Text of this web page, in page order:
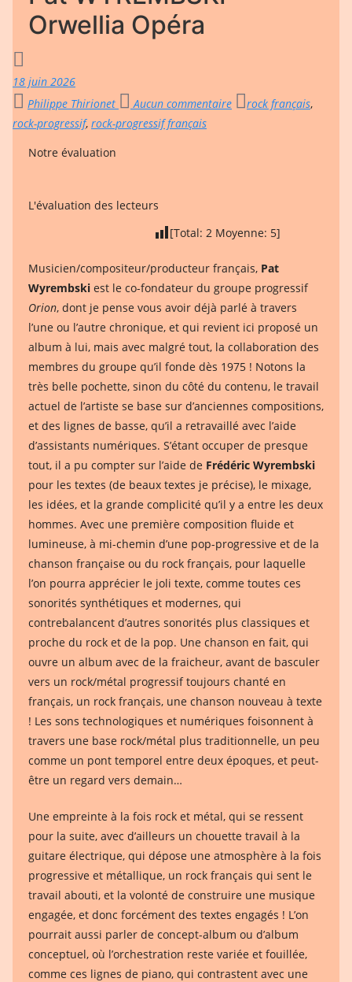
Orwellia Opéra
18 juin 2026
Philippe Thirionet
Aucun commentaire rock français,
rock-progressif, rock-progressif français
Notre évaluation
L'évaluation des lecteurs
[Total: 2 Moyenne: 5]
Musicien/compositeur/producteur français, Pat
Wyrembski est le co-fondateur du groupe progressif
Orion, dont je pense vous avoir déjà parlé à travers
l’une ou l’autre chronique, et qui revient ici proposé un
album à lui, mais avec malgré tout, la collaboration des
membres du groupe qu’il fonde dès 1975 ! Notons la
très belle pochette, sinon du côté du contenu, le travail
actuel de l’artiste se base sur d’anciennes compositions,
et des lignes de basse, qu’il a retravaillé avec l’aide
d’assistants numériques. S’étant occuper de presque
tout, il a pu compter sur l’aide de Frédéric Wyrembski
pour les textes (de beaux textes je précise), le mixage,
les idées, et la grande complicité qu’il y a entre les deux
hommes. Avec une première composition fluide et
lumineuse, à mi-chemin d’une pop-progressive et de la
chanson française ou du rock français, pour laquelle
l’on pourra apprécier le joli texte, comme toutes ces
sonorités synthétiques et modernes, qui
contrebalancent d’autres sonorités plus classiques et
proche du rock et de la pop. Une chanson en fait, qui
ouvre un album avec de la fraicheur, avant de basculer
vers un rock/métal progressif toujours chanté en
français, un rock français, une chanson nouveau à texte
! Les sons technologiques et numériques foisonnent à
travers une base rock/métal plus traditionnelle, un peu
comme un pont temporel entre deux époques, et peut-
être un regard vers demain…
Une empreinte à la fois rock et métal, qui se ressent
pour la suite, avec d’ailleurs un chouette travail à la
guitare électrique, qui dépose une atmosphère à la fois
progressive et métallique, un rock français qui sent le
travail abouti, et la volonté de construire une musique
engagée, et donc forcément des textes engagés ! L’on
pourrait aussi parler de concept-album ou d’album
conceptuel, où l’orchestration reste variée et fouillée,
comme ces lignes de piano, qui contrastent avec une